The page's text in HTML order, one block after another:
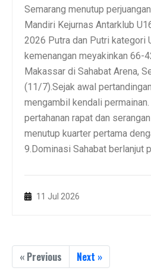
Semarang menutup
Mandiri Kejurnas Antarklub
2026 Putra dan Putri kategori
kemenangan meyakinkan 66-
Makassar di Sahabat Arena,
(11/7).Sejak awal
mengambil kendali
pertahanan rapat dan
menutup kuarter pertama
9.Dominasi Sahabat berlanjut
11 Jul 2026
« Previous Next »